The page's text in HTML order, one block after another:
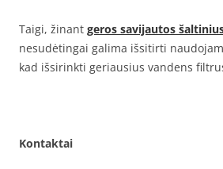
Taigi, žinant geros savijautos
nesudėtingai galima išsitirti
kad išsirinkti geriausius vandens
Kontaktai